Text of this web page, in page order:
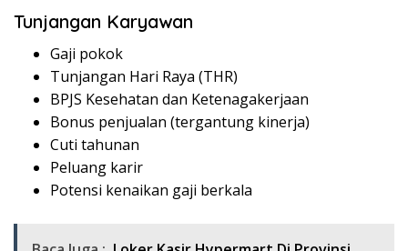
Tunjangan Karyawan
Gaji pokok
Tunjangan Hari Raya (THR)
BPJS Kesehatan dan Ketenagakerjaan
Bonus penjualan (tergantung kinerja)
Cuti tahunan
Peluang karir
Potensi kenaikan gaji berkala